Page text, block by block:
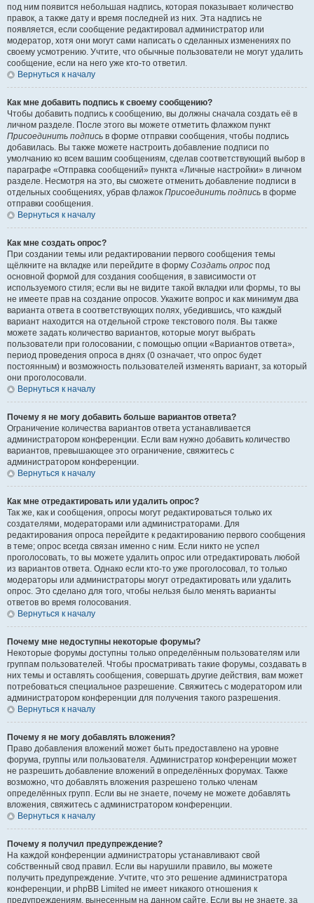
под ним появится небольшая надпись, которая показывает количество
правок, а также дату и время последней из них. Эта надпись не
появляется, если сообщение редактировал администратор или
модератор, хотя они могут сами написать о сделанных изменениях по
своему усмотрению. Учтите, что обычные пользователи не могут удалить
сообщение, если на него уже кто-то ответил.
Вернуться к началу
Как мне добавить подпись к своему сообщению?
Чтобы добавить подпись к сообщению, вы должны сначала создать её в
личном разделе. После этого вы можете отметить флажком пункт
Присоединить подпись в форме отправки сообщения, чтобы подпись
добавилась. Вы также можете настроить добавление подписи по
умолчанию ко всем вашим сообщениям, сделав соответствующий выбор в
параграфе «Отправка сообщений» пункта «Личные настройки» в личном
разделе. Несмотря на это, вы сможете отменить добавление подписи в
отдельных сообщениях, убрав флажок Присоединить подпись в форме
отправки сообщения.
Вернуться к началу
Как мне создать опрос?
При создании темы или редактировании первого сообщения темы
щёлкните на вкладке или перейдите в форму Создать опрос под
основной формой для создания сообщения, в зависимости от
используемого стиля; если вы не видите такой вкладки или формы, то вы
не имеете прав на создание опросов. Укажите вопрос и как минимум два
варианта ответа в соответствующих полях, убедившись, что каждый
вариант находится на отдельной строке текстового поля. Вы также
можете задать количество вариантов, которые могут выбрать
пользователи при голосовании, с помощью опции «Вариантов ответа»,
период проведения опроса в днях (0 означает, что опрос будет
постоянным) и возможность пользователей изменять вариант, за который
они проголосовали.
Вернуться к началу
Почему я не могу добавить больше вариантов ответа?
Ограничение количества вариантов ответа устанавливается
администратором конференции. Если вам нужно добавить количество
вариантов, превышающее это ограничение, свяжитесь с
администратором конференции.
Вернуться к началу
Как мне отредактировать или удалить опрос?
Так же, как и сообщения, опросы могут редактироваться только их
создателями, модераторами или администраторами. Для
редактирования опроса перейдите к редактированию первого сообщения
в теме; опрос всегда связан именно с ним. Если никто не успел
проголосовать, то вы можете удалить опрос или отредактировать любой
из вариантов ответа. Однако если кто-то уже проголосовал, то только
модераторы или администраторы могут отредактировать или удалить
опрос. Это сделано для того, чтобы нельзя было менять варианты
ответов во время голосования.
Вернуться к началу
Почему мне недоступны некоторые форумы?
Некоторые форумы доступны только определённым пользователям или
группам пользователей. Чтобы просматривать такие форумы, создавать в
них темы и оставлять сообщения, совершать другие действия, вам может
потребоваться специальное разрешение. Свяжитесь с модератором или
администратором конференции для получения такого разрешения.
Вернуться к началу
Почему я не могу добавлять вложения?
Право добавления вложений может быть предоставлено на уровне
форума, группы или пользователя. Администратор конференции может
не разрешить добавление вложений в определённых форумах. Также
возможно, что добавлять вложения разрешено только членам
определённых групп. Если вы не знаете, почему не можете добавлять
вложения, свяжитесь с администратором конференции.
Вернуться к началу
Почему я получил предупреждение?
На каждой конференции администраторы устанавливают свой
собственный свод правил. Если вы нарушили правило, вы можете
получить предупреждение. Учтите, что это решение администратора
конференции, и phpBB Limited не имеет никакого отношения к
предупреждениям, вынесенным на данном сайте. Если вы не знаете, за